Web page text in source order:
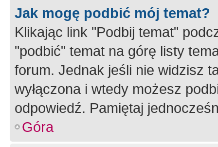
Jak mogę podbić mój temat?
Klikając link "Podbij temat"
"podbić" temat na górę listy
forum. Jednak jeśli nie widzisz
wyłączona i wtedy możesz
odpowiedź. Pamiętaj
Góra